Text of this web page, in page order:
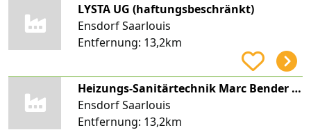
LYSTA UG (haftungsbeschränkt)
Ensdorf Saarlouis
Entfernung: 13,2km
Heizungs-Sanitärtechnik Marc Bender UG (haftungsbeschränkt)
Ensdorf Saarlouis
Entfernung: 13,2km